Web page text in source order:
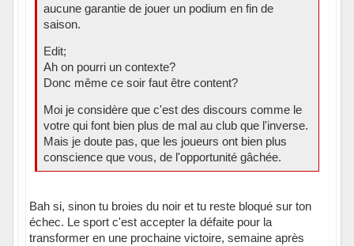
aucune garantie de jouer un podium en fin de
saison.
Edit;
Ah on pourri un contexte?
Donc même ce soir faut être content?
Moi je considère que c'est des discours comme le
votre qui font bien plus de mal au club que l'inverse.
Mais je doute pas, que les joueurs ont bien plus
conscience que vous, de l'opportunité gâchée.
Bah si, sinon tu broies du noir et tu reste bloqué sur ton
échec. Le sport c'est accepter la défaite pour la
transformer en une prochaine victoire, semaine après